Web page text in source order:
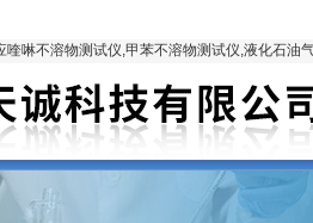
啉不溶物测试仪,甲苯不溶物测试仪,液化石油